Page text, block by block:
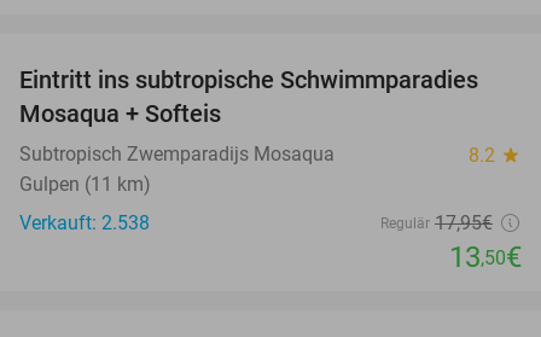
25%
Eintritt ins subtropische Schwimmparadies
Mosaqua + Softeis
Subtropisch Zwemparadijs Mosaqua 8.2 star
Gulpen (11 km)
Verkauft: 2.538
Regulär 17,95€
13,50€